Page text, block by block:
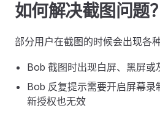
如何解决截图问题？
部分用户在截图的时候会出现各
Bob 截图时出现白屏、黑屏或
Bob 反复提示需要开启屏幕录
新授权也无效